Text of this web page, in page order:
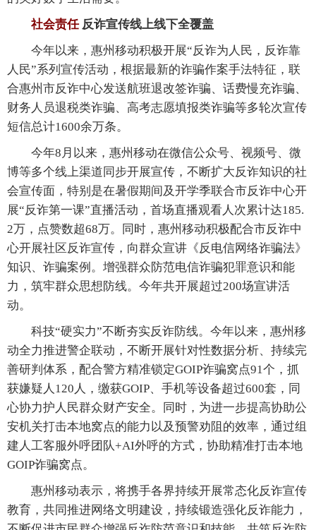
社会责任反诈宣传线上线下全覆盖
今年以来，惠州移动积极开展“反诈为人民，反诈靠
人民”系列宣传活动，根据最新的诈骗作案手法特征，联
合惠州市反诈中心发送航班退改签诈骗、话费慢充诈骗、
财务人员退税类诈骗、高考志愿填报类诈骗等多轮次宣传
短信总计1600余万条。
今年8月以来，惠州移动在微信公众号、视频号、微
博等多个线上渠道同步开展宣传，不断扩大反诈知识的社
会宣传面，特别是在暑假期间及开学季联合市反诈中心开
展“反诈第一课”直播活动，首场直播观看人次累计达185.
2万，点赞数超68万。同时，惠州移动积极配合市反诈中
心开展社区反诈宣传，向群众宣讲《反电信网络诈骗法》
知识、诈骗案例。增强群众防范电信诈骗犯罪意识和能
力，筑牢群众思想防线。今年共开展超过200场宣讲活
动。
科技“硬实力”不断夯实反诈防线。今年以来，惠州移
动全力推进警企联动，不断开展针对性数据分析、持续完
善研判体系，配合警方精准锁定GOIP诈骗窝点91个，抓
获嫌疑人120人，缴获GOIP、手机等设备超过600套，同
心协力护人民群众财产安全。同时，为进一步提高协助公
安机关打击本地窝点的能力以及预警劝阻的效率，通过组
建人工客服外呼团队+AI外呼的方式，协助精准打击本地
GOIP诈骗窝点。
惠州移动表示，将携手各界持续开展常态化反诈宣传
教育，共同推进网络文明建设，持续锻造强化反诈能力，